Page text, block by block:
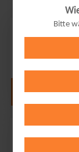
Bitte
Stadthalle